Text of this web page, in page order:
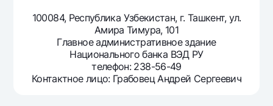
100084, Республика Узбекистан, г. Ташкент, ул.
Амира Тимура, 101
Главное административное здание
Национального банка ВЭД РУ
телефон: 238-56-49
Контактное лицо: Грабовец Андрей Сергеевич